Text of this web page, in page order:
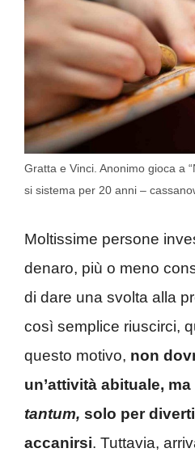
Gratta e Vinci. Anonimo gioca a
si sistema per 20 anni –
Moltissime persone
denaro, più o meno
di dare una svolta alla
così semplice riuscirci,
questo motivo, non
un’attività abituale,
tantum, solo per
accanirsi. Tuttavia,